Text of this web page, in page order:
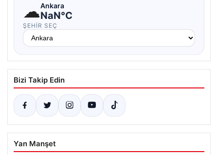
☁Ankara
NaN°C
ŞEHIR SEÇ
Bizi Takip Edin
Yan Manşet